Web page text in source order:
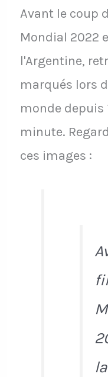
Avant le coup
Mondial 2022
l'Argentine,
marqués lors
monde depuis
minute.
ces images :